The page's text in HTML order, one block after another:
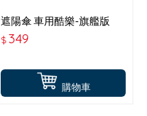
購物車
遮陽傘 車用酷樂-旗艦版
ABT-A169
$ 349